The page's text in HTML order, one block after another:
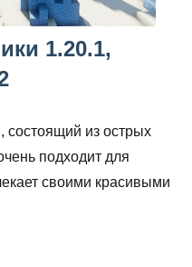
1.20.1,
из острых
подходит для
своими красивыми